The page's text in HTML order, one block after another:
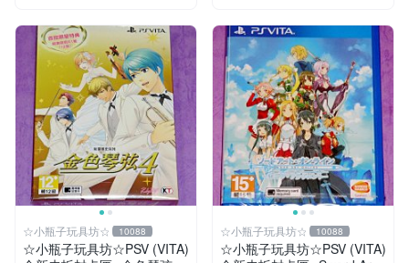
☆小瓶子玩具坊☆ 10088
☆小瓶子玩具坊☆PSV (VITA)
☆小瓶子玩具坊☆ 10088
☆小瓶子玩具坊☆PSV (VITA)